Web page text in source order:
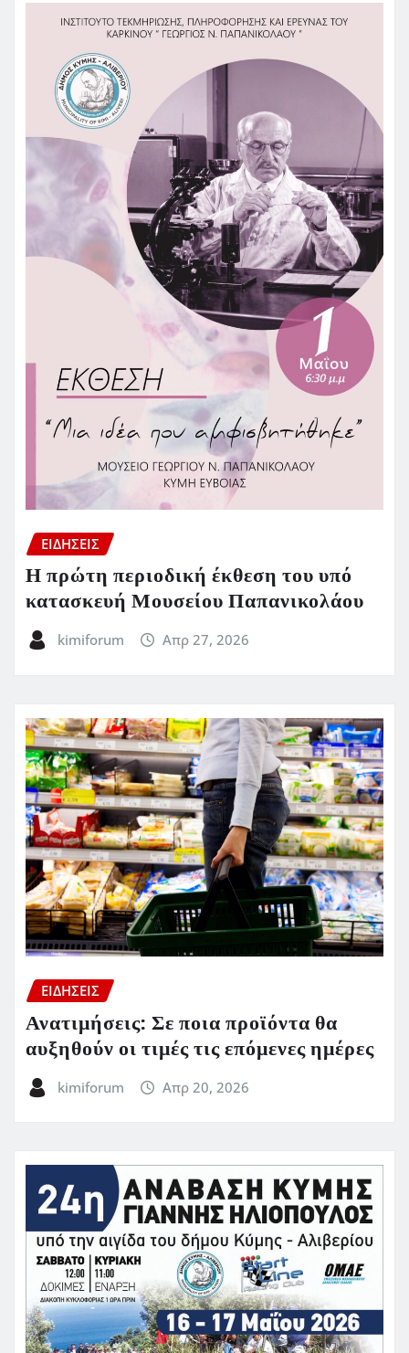
ΕΙΔΗΣΕΙΣ
Η πρώτη περιοδική έκθεση του υπό
κατασκευή Μουσείου Παπανικολάου
kimiforum Απρ 27, 2026
ΕΙΔΗΣΕΙΣ
Ανατιμήσεις: Σε ποια προϊόντα θα
αυξηθούν οι τιμές τις επόμενες ημέρες
kimiforum Απρ 20, 2026